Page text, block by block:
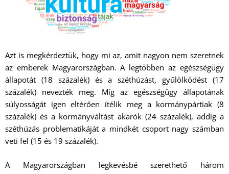
Azt is megkérdeztük, hogy mi az, amit nagyon nem szeretnek
az emberek Magyarországban. A legtöbben az egészségügy
állapotát (18 százalék) és a széthúzást, gyűlölködést (17
százalék) nevezték meg. Míg az egészségügy állapotának
súlyosságát igen eltérően ítélik meg a kormánypártiak (8
százalék) és a kormányváltást akarók (24 százalék), addig a
széthúzás problematikáját a mindkét csoport nagy számban
veti fel (15 és 19 százalék).
A Magyarországban legkevésbé szerethető három